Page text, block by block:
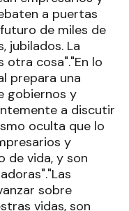
a puertas
de miles de
jubilados. La
otra cosa"."En lo
prepara una
gobiernos y
a discutir
oculta que lo
y
de vida, y son
sobre
vidas, son